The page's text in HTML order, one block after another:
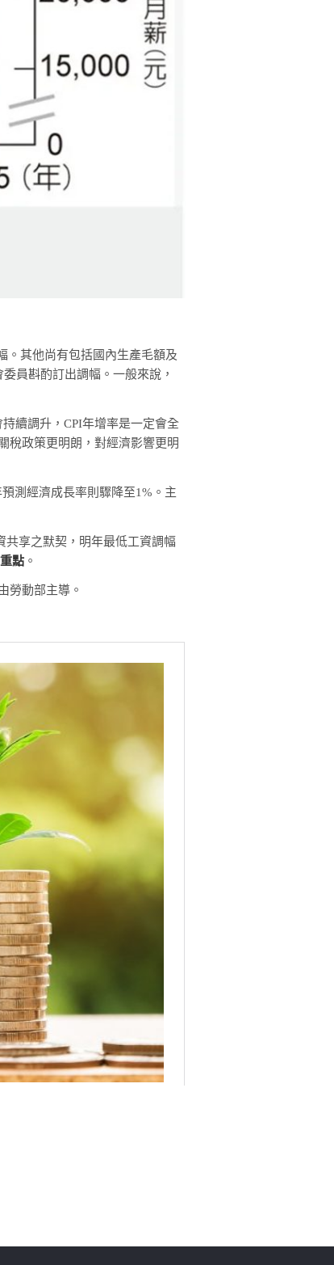
。其他尚有包括國內生產毛額及
員斟酌訂出調幅。一般來說，
續調升，CPI年增率是一定會全
稅政策更明朗，對經濟影響更明
測經濟成長率則驟降至1%。主
共享之默契，明年最低工資調幅
點 。
勞動部主導。